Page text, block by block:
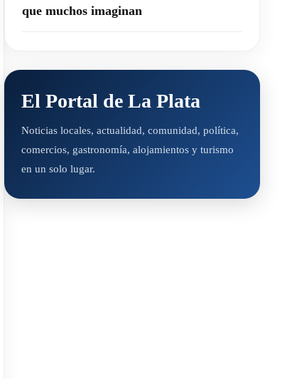
que muchos imaginan
El Portal de La Plata
Noticias locales, actualidad, comunidad, política,
comercios, gastronomía, alojamientos y turismo
en un solo lugar.